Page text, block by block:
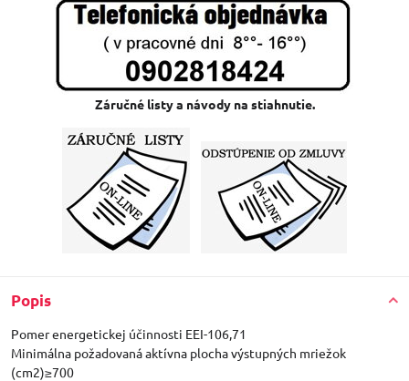
Záručné listy a návody na stiahnutie.
Popis
Pomer energetickej účinnosti EEI-106,71
Minimálna požadovaná aktívna plocha výstupných mriežok
(cm2)≥700